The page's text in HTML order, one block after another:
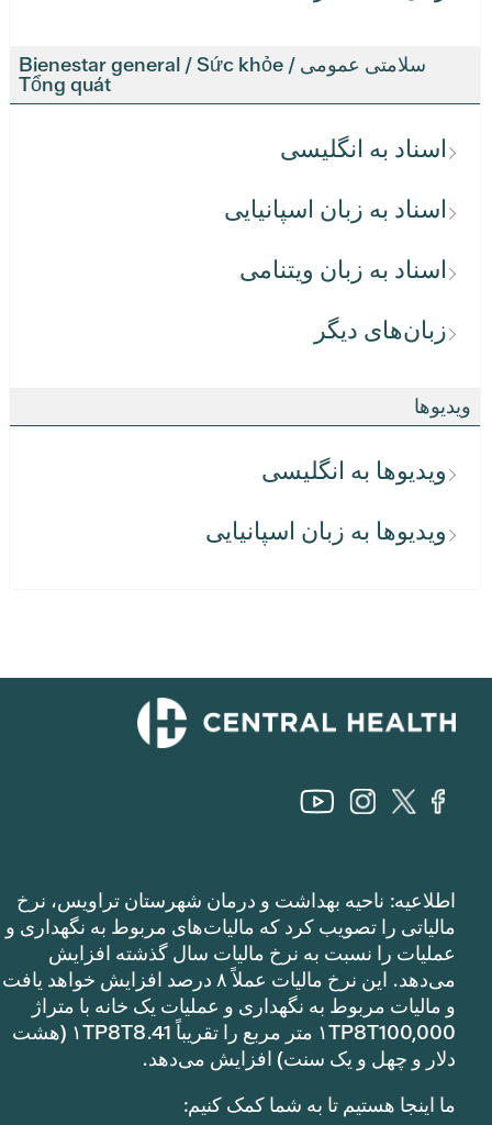
سلامتی عمومی / Bienestar general / Sức khỏe
Tổng quát
اسناد به انگلیسی
اسناد به زبان اسپانیایی
اسناد به زبان ویتنامی
زبان‌های دیگر
ویدیوها
ویدیوها به انگلیسی
ویدیوها به زبان اسپانیایی
اطلاعیه: ناحیه بهداشت و درمان شهرستان تراویس، نرخ
مالیاتی را تصویب کرد که مالیات‌های مربوط به نگهداری و
عملیات را نسبت به نرخ مالیات سال گذشته افزایش
می‌دهد. این نرخ مالیات عملاً ۸ درصد افزایش خواهد یافت
و مالیات مربوط به نگهداری و عملیات یک خانه با متراژ
۱TP8T100,000 متر مربع را تقریباً ۱TP8T8.41 (هشت
دلار و چهل و یک سنت) افزایش می‌دهد.
ما اینجا هستیم تا به شما کمک کنیم: